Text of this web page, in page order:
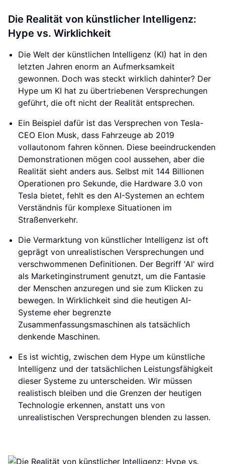
Die Realität von künstlicher Intelligenz:
Hype vs. Wirklichkeit
Die Welt der künstlichen Intelligenz (KI) hat in den
letzten Jahren enorm an Aufmerksamkeit
gewonnen. Doch was steckt wirklich dahinter? Der
Hype um KI hat zu übertriebenen Versprechungen
geführt, die oft nicht der Realität entsprechen.
Ein Beispiel dafür ist das Versprechen von Tesla-
CEO Elon Musk, dass Fahrzeuge ab 2019
vollautonom fahren können. Diese beeindruckenden
Demonstrationen mögen cool aussehen, aber die
Realität sieht anders aus. Selbst mit 144 Billionen
Operationen pro Sekunde, die Hardware 3.0 von
Tesla bietet, fehlt es den AI-Systemen an echtem
Verständnis für komplexe Situationen im
Straßenverkehr.
Die Vermarktung von künstlicher Intelligenz ist oft
geprägt von unrealistischen Versprechungen und
verschwommenen Definitionen. Der Begriff 'AI' wird
als Marketinginstrument genutzt, um die Fantasie
der Menschen anzuregen und sie zum Klicken zu
bewegen. In Wirklichkeit sind die heutigen AI-
Systeme eher begrenzte
Zusammenfassungsmaschinen als tatsächlich
denkende Maschinen.
Es ist wichtig, zwischen dem Hype um künstliche
Intelligenz und der tatsächlichen Leistungsfähigkeit
dieser Systeme zu unterscheiden. Wir müssen
realistisch bleiben und die Grenzen der heutigen
Technologie erkennen, anstatt uns von
unrealistischen Versprechungen blenden zu lassen.